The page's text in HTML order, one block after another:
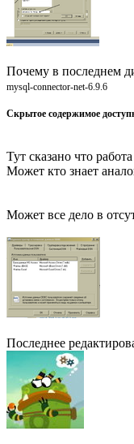
Почему в последнем
mysql-connector-net-6.9.6
Скрытое содержимое
Тут сказано что
Может кто знает
Может все дело в
Последнее